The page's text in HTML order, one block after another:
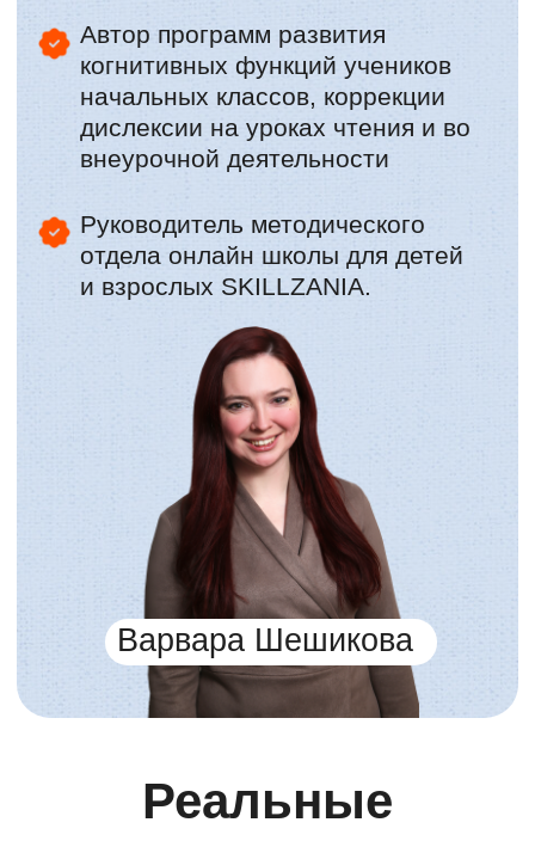
Сейчас не тратит вообще время на
подготовку к уроку, потому что
работает с уже готовым материалом
Не верила, что онлайн-формат
Татьяна
Психолог, ПМПК, более 30 лет
стажа